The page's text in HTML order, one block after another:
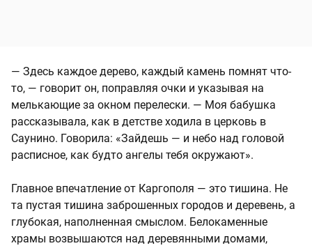
— Здесь каждое дерево, каждый камень помнят что-
то, — говорит он, поправляя очки и указывая на
мелькающие за окном перелески. — Моя бабушка
рассказывала, как в детстве ходила в церковь в
Саунино. Говорила: «Зайдешь — и небо над головой
расписное, как будто ангелы тебя окружают».
Главное впечатление от Каргополя — это тишина. Не
та пустая тишина заброшенных городов и деревень, а
глубокая, наполненная смыслом. Белокаменные
храмы возвышаются над деревянными домами,